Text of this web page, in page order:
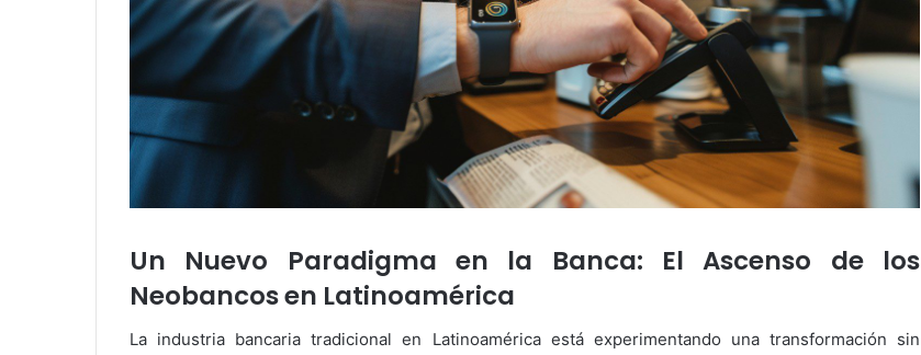
Un Nuevo Paradigma en la Banca: El Ascenso de los
Neobancos en Latinoamérica
La industria bancaria tradicional en Latinoamérica está experimentando una transformación sin